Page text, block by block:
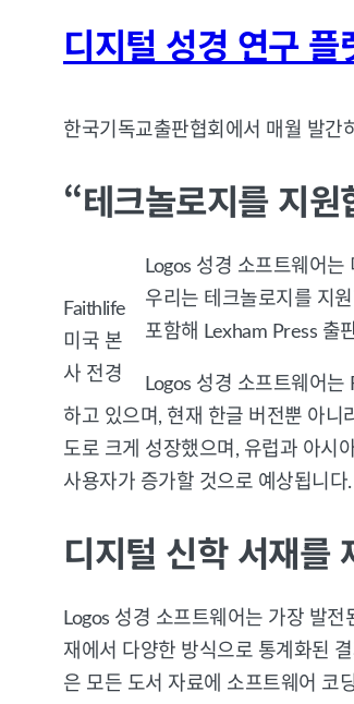
디지털 성경 연구
한국기독교출판협회에서 매월 발간
“테크놀로지를 지원
Faithlife
미국 본
사 전경
Logos 성경 소프트웨어
우리는 테크놀로지를 지
포함해 Lexham Press 출
Logos 성경 소프트웨어
하고 있으며, 현재 한글 버전뿐 아니
도로 크게 성장했으며, 유럽과 아시
사용자가 증가할 것으로 예상됩니다.
디지털 신학 서재를
Logos 성경 소프트웨어는 가장 발
재에서 다양한 방식으로 통계화된
은 모든 도서 자료에 소프트웨어 코